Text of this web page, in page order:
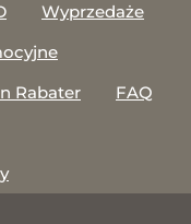
Wyprzedaże
Rabater
FAQ